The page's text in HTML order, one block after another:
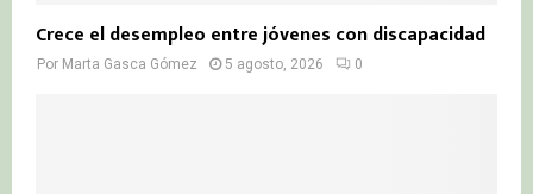
Crece el desempleo entre jóvenes con discapacidad
Por Marta Gasca Gómez 5 agosto, 2026 0